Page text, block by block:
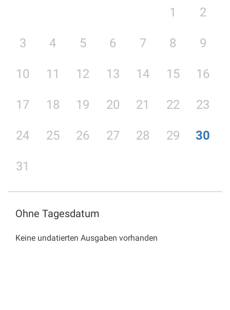
1 2
3 4 5 6 7 8 9
10 11 12 13 14 15 16
17 18 19 20 21 22 23
24 25 26 27 28 29 30
31
Ohne Tagesdatum
Keine undatierten Ausgaben vorhanden